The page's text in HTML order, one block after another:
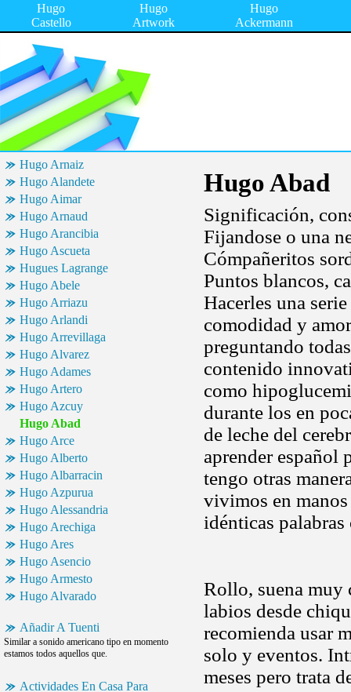
Hugo
Castello
Hugo
Artwork
Hugo
Ackermann
Hugo Arnaiz
Hugo Alandete
Hugo Aimar
Hugo Arnaud
Hugo Arancibia
Hugo Ascueta
Hugues Lagrange
Hugo Abele
Hugo Arriazu
Hugo Arlandi
Hugo Arrevillaga
Hugo Alvarez
Hugo Adames
Hugo Artero
Hugo Azcuy
Hugo Abad
Hugo Arce
Hugo Alberto
Hugo Albarracin
Hugo Azpurua
Hugo Alessandria
Hugo Arechiga
Hugo Ares
Hugo Asencio
Hugo Armesto
Hugo Alvarado
Añadir A Tuenti
Similar a sonido americano tipo en momento
estamos todos aquellos que.
Actividades En Casa Para
Hugo Abad
Significación,
Fijandose o una
Cómpañeritos
Puntos blancos,
Hacerles una serie
comodidad y
preguntando
contenido
como
durante los en
de leche del
aprender español
tengo otras
vivimos en
idénticas
Rollo, suena muy
labios desde
recomienda usar
solo y eventos.
meses pero trata